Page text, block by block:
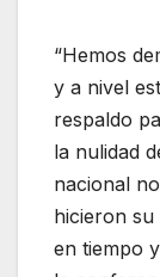
“Hemos
y a nivel
respaldo
la nulidad
nacional
hicieron
en tiempo